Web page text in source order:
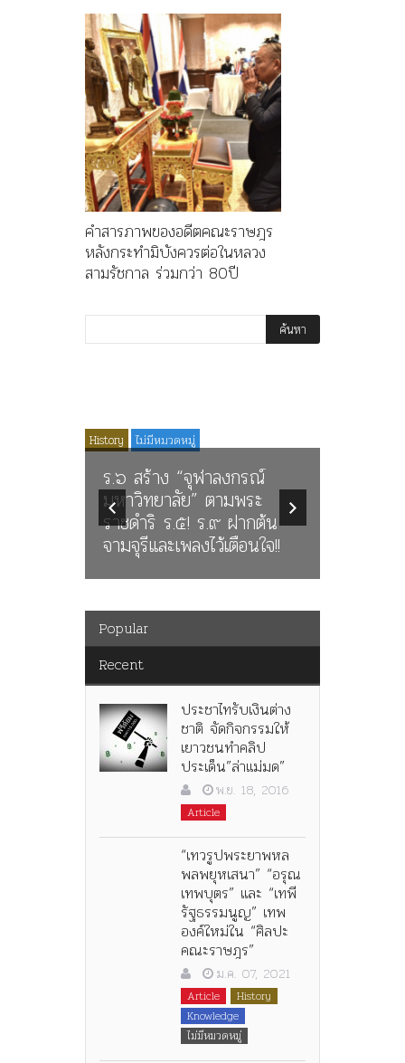
คำสารภาพของอดีตคณะราษฎร
หลังกระทำมิบังควรต่อในหลวง
สามรัชกาล ร่วมกว่า 80ปี
History ไม่มีหมวดหมู่
ร.๖ สร้าง “จุฬาลงกรณ์
มหาวิทยาลัย” ตามพระ
ราชดำริ ร.๕! ร.๙ ฝากต้น
จามจุรีและเพลงไว้เตือนใจ!!
Popular
Recent
ประชาไทรับเงินต่าง
ชาติ จัดกิจกรรมให้
เยาวชนทำคลิป
ประเด็น”ล่าแม่มด”
พ.ย. 18, 2016
Article
“เทวรูปพระยาพหล
พลพยุหเสนา” “อรุณ
เทพบุตร” และ “เทพี
รัฐธรรมนูญ” เทพ
องค์ใหม่ใน “ศิลปะ
คณะราษฎร”
ม.ค. 07, 2021
Article
History
Knowledge
ไม่มีหมวดหมู่